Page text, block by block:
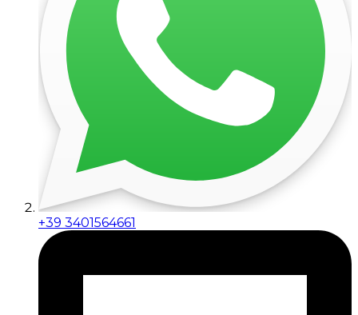
+39 3401564661